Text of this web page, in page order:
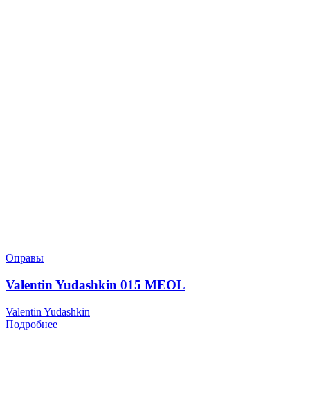
Оправы
Valentin Yudashkin 015 MEOL
Valentin Yudashkin
Подробнее